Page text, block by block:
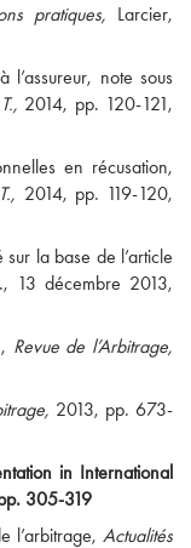
pratiques, Larcier,
l’assureur, note sous
2014, pp. 120-121,
en récusation,
2014, pp. 119-120,
la base de l’article
13 décembre 2013,
Revue de l’Arbitrage,
2013, pp. 673-
in International
305-319
l’arbitrage, Actualités